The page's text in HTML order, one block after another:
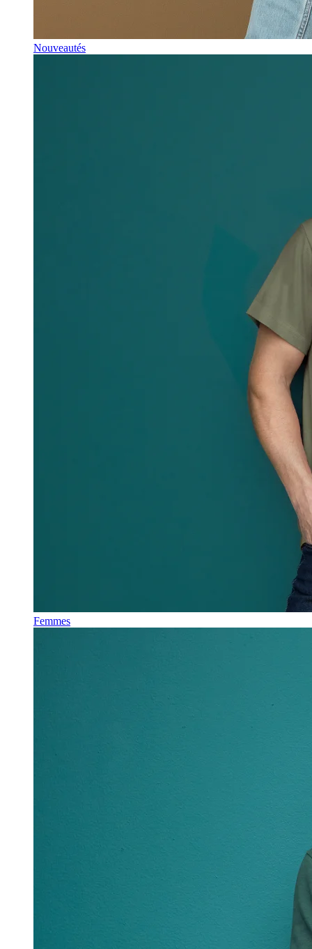
Nouveautés
Femmes